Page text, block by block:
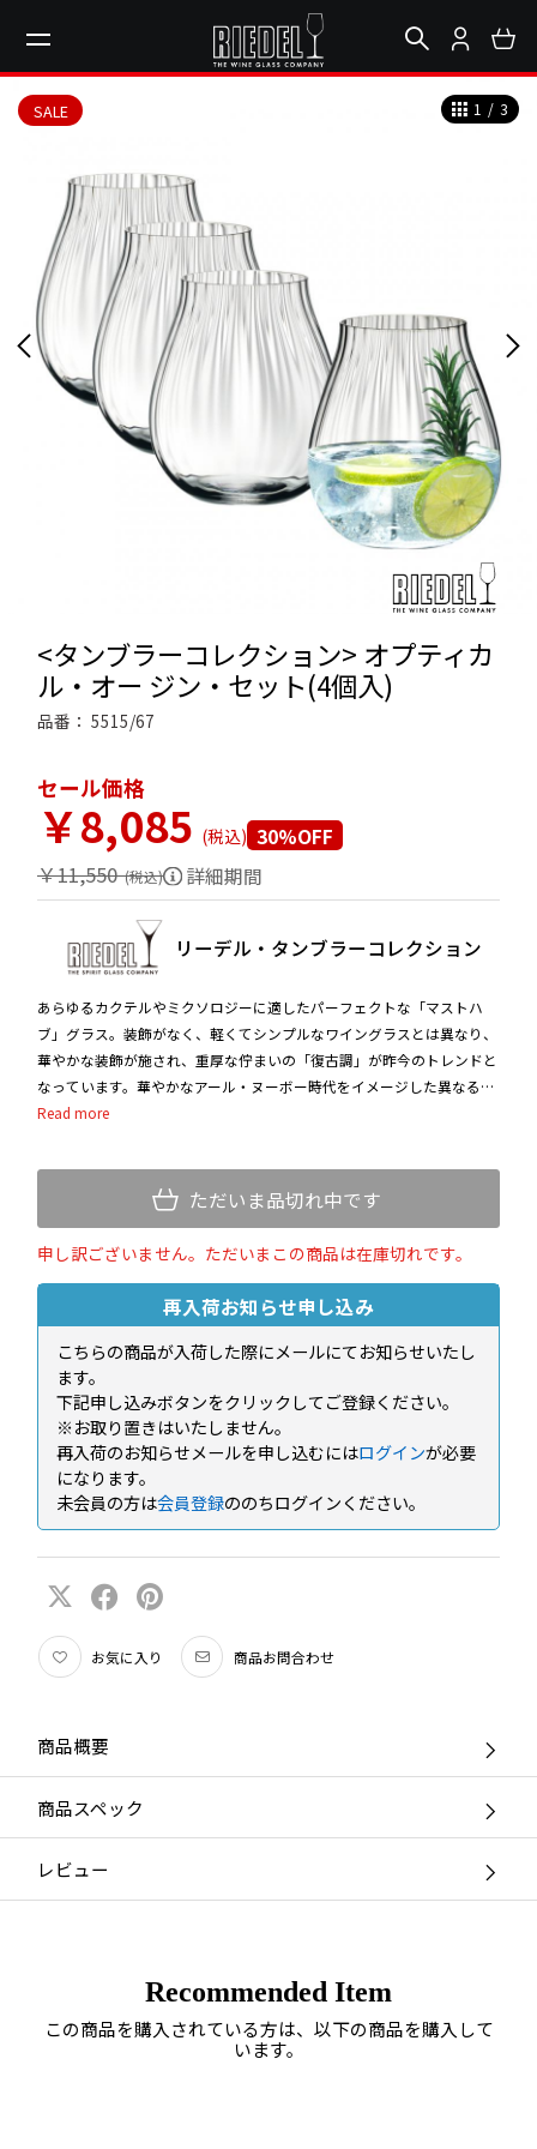
1 / 3
SALE
<タンブラーコレクション> オプティカ
ル・オー ジン・セット(4個入)
品番：5515/67
セール価格
￥8,085 30%OFF
￥11,550 詳細期間
リーデル・タンブラーコレクション
あらゆるカクテルやミクソロジーに適したパーフェクトな「マストハ
ブ」グラス。装飾がなく、軽くてシンプルなワイングラスとは異なり、
華やかな装飾が施され、重厚な佇まいの「復古調」が昨今のトレンドと
なっています。華やかなアール・ヌーボー時代をイメージした異なるデ
ザインを施したエレガントなクリスタル製タンブラーは、リーデルのピ
ウイスキーやジントニック、カクテル、ミクソロジーなどを楽しむため
の、スタイリッシュでありながらさりげなくノスタルジックなグラス
は、スピリッツやカクテルの愛好家がさまざまな用途に活用できる万能
ので、毎日の生活でお気軽にお使いいただけます。
ただいま品切れ中です
申し訳ございません。ただいまこの商品は在庫切れです。
再入荷お知らせ申し込み
こちらの商品が入荷した際にメールにてお知らせいたし
ます。
下記申し込みボタンをクリックしてご登録ください。
※お取り置きはいたしません。
再入荷のお知らせメールを申し込むにはログインが必要
になります。
未会員の方は会員登録ののちログインください。
お気に入り 商品お問合わせ
商品概要
商品スペック
レビュー
Recommended Item
この商品を購入されている方は、以下の商品を購入して
います。